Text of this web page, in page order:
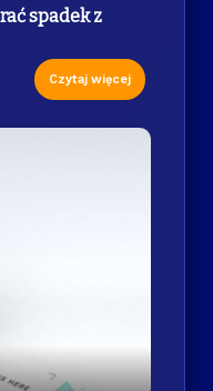
spadek z
Czytaj więcej